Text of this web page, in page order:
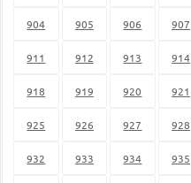
904 905 906 907
911 912 913 914
918 919 920 921
925 926 927 928
932 933 934 935